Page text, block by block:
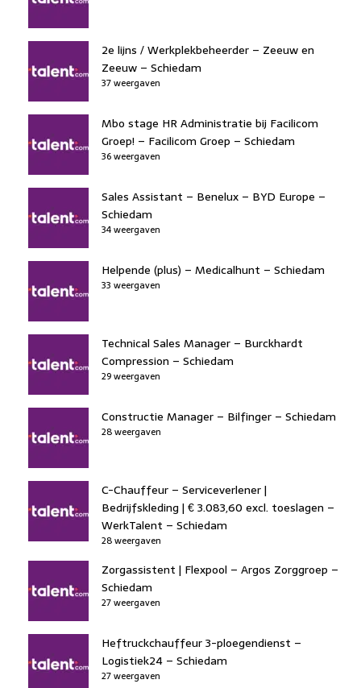
2e lijns / Werkplekbeheerder – Zeeuw en
Zeeuw – Schiedam
37 weergaven
Mbo stage HR Administratie bij Facilicom
Groep! – Facilicom Groep – Schiedam
36 weergaven
Sales Assistant – Benelux – BYD Europe –
Schiedam
34 weergaven
Helpende (plus) – Medicalhunt – Schiedam
33 weergaven
Technical Sales Manager – Burckhardt
Compression – Schiedam
29 weergaven
Constructie Manager – Bilfinger – Schiedam
28 weergaven
C-Chauffeur – Serviceverlener |
Bedrijfskleding | € 3.083,60 excl. toeslagen –
WerkTalent – Schiedam
28 weergaven
Zorgassistent | Flexpool – Argos Zorggroep –
Schiedam
27 weergaven
Heftruckchauffeur 3-ploegendienst –
Logistiek24 – Schiedam
27 weergaven